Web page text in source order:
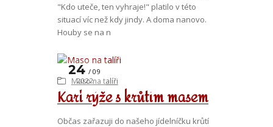
"Kdo uteče, ten vyhraje!" platilo v této
situací víc než kdy jindy. A doma nanovo.
Houby se na n
Kari rýže s krůtím masem
24
09
2022
Maso na talíři
Občas zařazuji do našeho jídelníčku krůtí